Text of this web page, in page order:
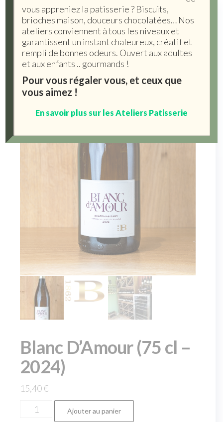
Blanc D’Amour (75 cl –
2024)
15,40€
Ajouter au panier
vous appreniez la patisserie ? Biscuits,
brioches maison, douceurs chocolatées… Nos
ateliers conviennent à tous les niveaux et
garantissent un instant chaleureux, créatif et
rempli de bonnes odeurs. Ouvert aux adultes
et aux enfants .. gourmands !
Pour vous régaler vous, et ceux que
vous aimez !
En savoir plus sur les Ateliers Patisserie